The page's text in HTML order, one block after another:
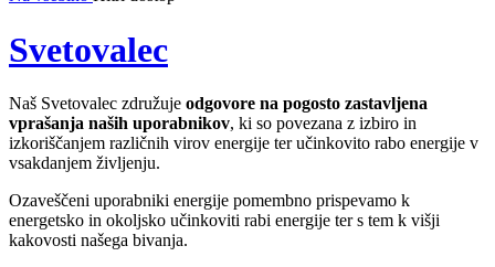
Svetovalec
Naš Svetovalec združuje odgovore na pogosto zastavljena
vprašanja naših uporabnikov, ki so povezana z izbiro in
izkoriščanjem različnih virov energije ter učinkovito rabo energije v
vsakdanjem življenju.
Ozaveščeni uporabniki energije pomembno prispevamo k
energetsko in okoljsko učinkoviti rabi energije ter s tem k višji
kakovosti našega bivanja.